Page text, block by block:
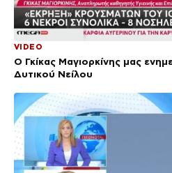
VIDEO
Ο Γκίκας Μαγιορκίνης μας
Δυτικού Νείλου